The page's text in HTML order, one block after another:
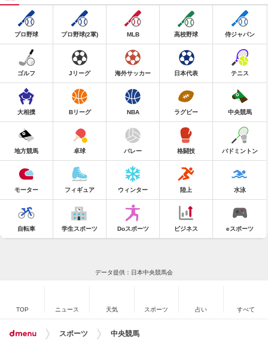
プロ野球 プロ野球(2軍) MLB 高校野球 侍ジャパン
ゴルフ Jリーグ 海外サッカー 日本代表 テニス
大相撲 Bリーグ NBA ラグビー 中央競馬
地方競馬 卓球 バレー 格闘技 バドミントン
モーター フィギュア ウィンター 陸上 水泳
自転車 学生スポーツ Doスポーツ ビジネス eスポーツ
データ提供：日本中央競馬会
TOP ニュース 天気 スポーツ 占い すべて
スポーツ 中央競馬